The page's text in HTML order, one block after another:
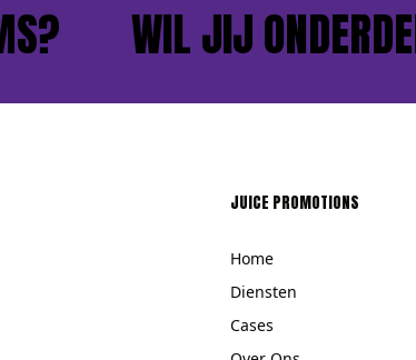
WIL JIJ
JUICE PROMOTIONS
Home
Diensten
Cases